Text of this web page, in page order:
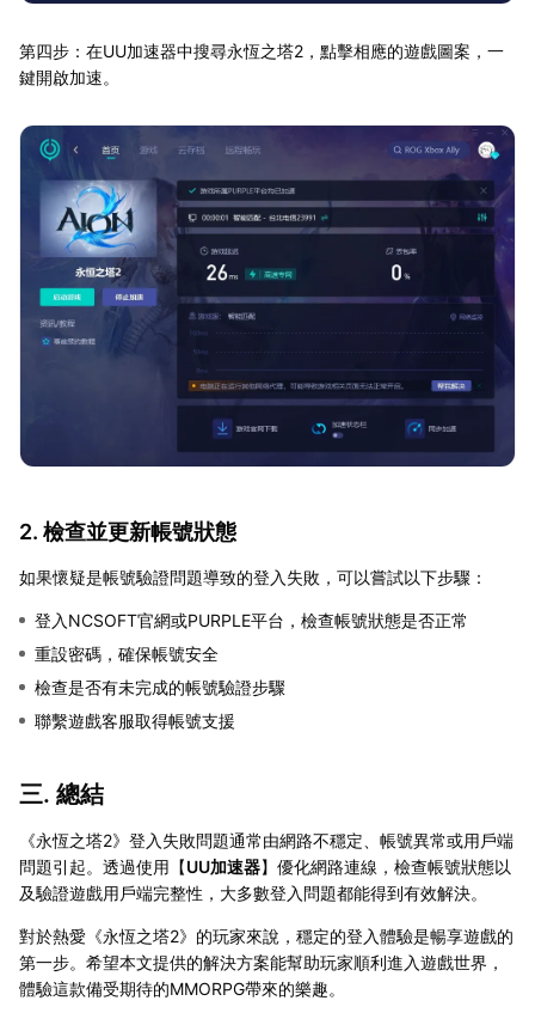
第四步：在UU加速器中搜尋永恆之塔2，點擊相應的遊戲圖案，一
鍵開啟加速。
2. 檢查並更新帳號狀態
如果懷疑是帳號驗證問題導致的登入失敗，可以嘗試以下步驟：
登入NCSOFT官網或PURPLE平台，檢查帳號狀態是否正常
重設密碼，確保帳號安全
檢查是否有未完成的帳號驗證步驟
聯繫遊戲客服取得帳號支援
三. 總結
《永恆之塔2》登入失敗問題通常由網路不穩定、帳號異常或用戶端
問題引起。透過使用【UU加速器】優化網路連線，檢查帳號狀態以
及驗證遊戲用戶端完整性，大多數登入問題都能得到有效解決。
對於熱愛《永恆之塔2》的玩家來說，穩定的登入體驗是暢享遊戲的
第一步。希望本文提供的解決方案能幫助玩家順利進入遊戲世界，
體驗這款備受期待的MMORPG帶來的樂趣。